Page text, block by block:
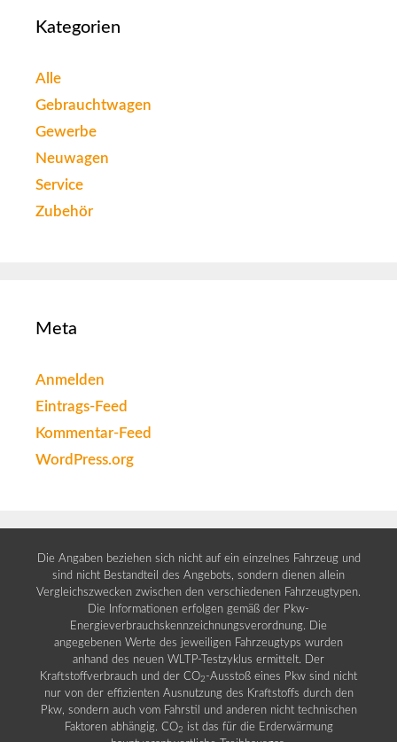
Kategorien
Alle
Gebrauchtwagen
Gewerbe
Neuwagen
Service
Zubehör
Meta
Anmelden
Eintrags-Feed
Kommentar-Feed
WordPress.org
Die Angaben beziehen sich nicht auf ein einzelnes Fahrzeug und
sind nicht Bestandteil des Angebots, sondern dienen allein
Vergleichszwecken zwischen den verschiedenen Fahrzeugtypen.
Die Informationen erfolgen gemäß der Pkw-
Energieverbrauchskennzeichnungsverordnung. Die
angegebenen Werte des jeweiligen Fahrzeugtyps wurden
anhand des neuen WLTP-Testzyklus ermittelt. Der
Kraftstoffverbrauch und der CO2 -Ausstoß eines Pkw sind nicht
nur von der effizienten Ausnutzung des Kraftstoffs durch den
Pkw, sondern auch vom Fahrstil und anderen nicht technischen
Faktoren abhängig. CO2 ist das für die Erderwärmung